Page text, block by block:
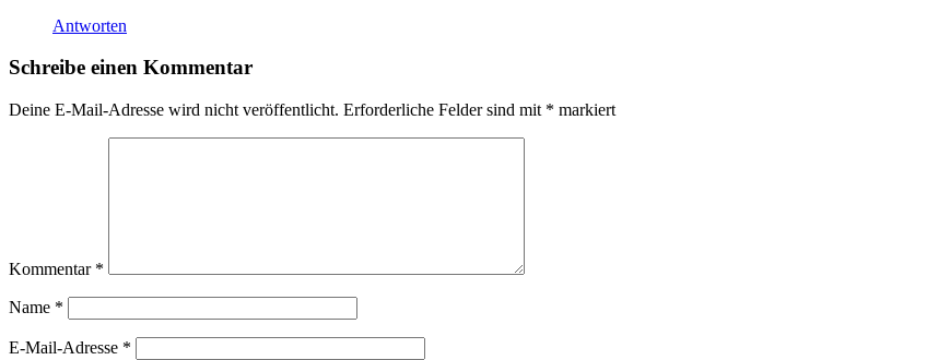
Antworten
Schreibe einen Kommentar
Deine E-Mail-Adresse wird nicht veröffentlicht. Erforderliche Felder sind mit * markiert
Kommentar *
Name *
E-Mail-Adresse *